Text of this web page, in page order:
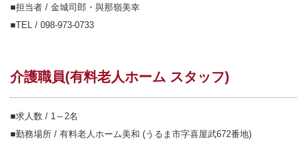
■担当者 / 金城司郎・與那嶺美幸
■TEL / 098-973-0733
介護職員(有料老人ホーム スタッフ)
■求人数 / 1～2名
■勤務場所 / 有料老人ホーム美和 (うるま市字喜屋武672番地)